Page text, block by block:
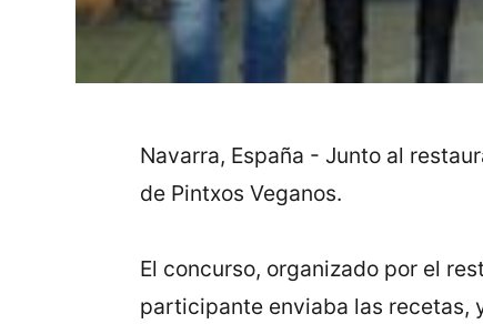
Navarra, España - Junto al
de Pintxos Veganos.
El concurso, organizado por el
participante enviaba las recetas,